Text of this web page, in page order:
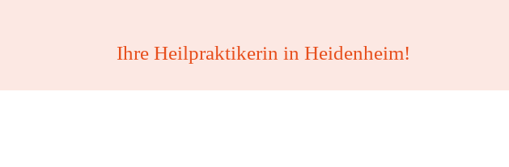
Ihre Heilpraktikerin in Heidenheim!